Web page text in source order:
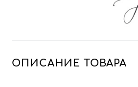
ОПИСАНИЕ ТОВАРА